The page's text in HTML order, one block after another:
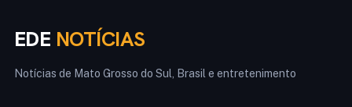
EDE NOTÍCIAS
Notícias de Mato Grosso do Sul, Brasil e entretenimento